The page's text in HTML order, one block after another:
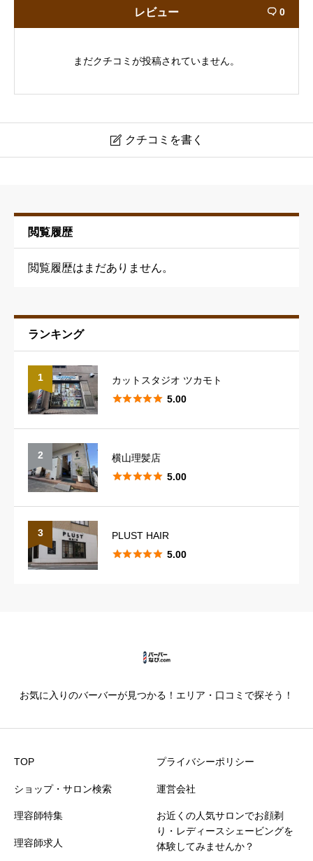
レビュー  0
まだクチコミが投稿されていません。
 クチコミを書く
予約の取りやすさ
星の数をお選びください  
星の数をお選びください  
スタイリングのレパートリー
星の数をお選びください  

仕上がり満足度 必須
価格満足度
 
閲覧履歴
閲覧履歴はまだありません。
ランキング
1
カットスタジオ ツカモト
 5.00
2
横山理髪店
 5.00
3
PLUST HAIR
 5.00
お気に入りのバーバーが見つかる！エリア・口コミで探そう！
TOP
ショップ・サロン検索
理容師特集
理容師求人
プライバシーポリシー
運営会社
お近くの人気サロンでお顔剃
り・レディースシェービングを
体験してみませんか？